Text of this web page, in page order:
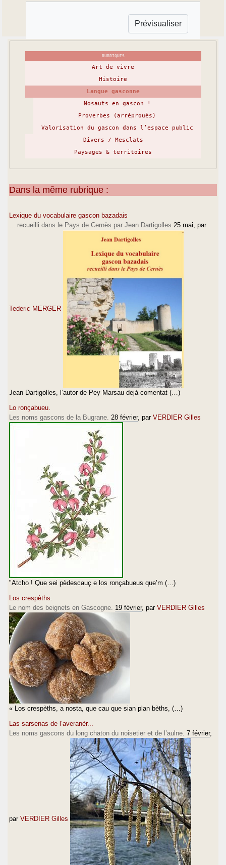
RUBRIQUES
Art de vivre
Histoire
Langue gasconne
Nosauts en gascon !
Proverbes (arréprouès)
Valorisation du gascon dans l’espace public
Divers / Mesclats
Paysages & territoires
Dans la même rubrique :
Lexique du vocabulaire gascon bazadais
... recueilli dans le Pays de Cernès par Jean Dartigolles 25 mai , par
Tederic MERGER
Jean Dartigolles, l’autor de Pey Marsau dejà comentat (…)
Lo ronçabueu.
Les noms gascons de la Bugrane. 28 février, par VERDIER Gilles
"Atcho ! Que sei pèdescauç e los ronçabueus que’m (…)
Los crespèths.
Le nom des beignets en Gascogne. 19 février, par VERDIER Gilles
« Los crespèths, a nosta, que cau que sian plan bèths, (…)
Las sarsenas de l’averanèr...
Les noms gascons du long chaton du noisetier et de l’aulne. 7 février,
par VERDIER Gilles